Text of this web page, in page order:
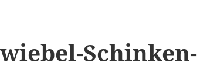
Schinken-